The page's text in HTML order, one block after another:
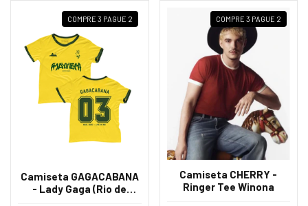
COMPRE 3 PAGUE 2
Camiseta GAGACABANA
- Lady Gaga (Rio de
COMPRE 3 PAGUE 2
Camiseta CHERRY -
Ringer Tee Winona